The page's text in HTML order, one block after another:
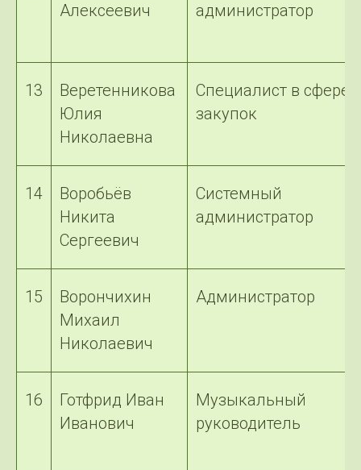
Алексеевич
администратор
13
Веретенникова
Юлия
Николаевна
Специалист в сфере
закупок
14
Воробьёв
Никита
Сергеевич
Системный
администратор
15
Ворончихин
Михаил
Николаевич
Администратор
16
Готфрид Иван
Иванович
Музыкальный
руководитель